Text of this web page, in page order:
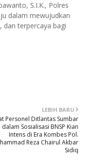
S.I.K., Polres
dalam mewujudkan
dan terpercaya bagi
LEBIH BARU
Personel Ditlantas Sumbar
dalam Sosialisasi BNSP Kian
Intens di Era Kombes Pol.
Reza Chairul Akbar
Sidiq